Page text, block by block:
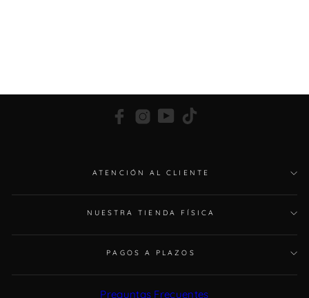
FacebookInstagram
YouTube
ATENCIÓN AL CLIENTE
NUESTRA TIENDA FÍSICA
PAGOS A PLAZOS
Preguntas Frecuentes